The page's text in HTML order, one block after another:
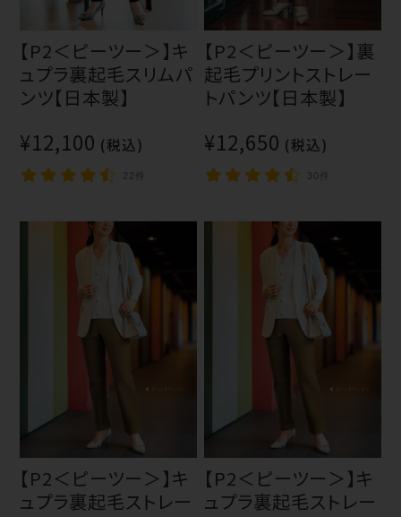
【P2＜ピーツー＞】キ
ュプラ裏起毛スリムパ
ンツ【日本製】
¥12,100 (税込)
22件
【P2＜ピーツー＞】裏
起毛プリントストレー
トパンツ【日本製】
¥12,650 (税込)
30件
【P2＜ピーツー＞】キ
ュプラ裏起毛ストレー
【P2＜ピーツー＞】キ
ュプラ裏起毛ストレー